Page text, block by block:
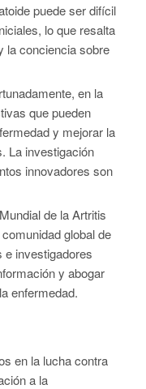
puede ser difícil
lo que resalta
la conciencia sobre
en la
que pueden
y mejorar la
La investigación
innovadores son
de la Artritis
global de
e investigadores
y abogar
enfermedad.
en la lucha contra
a la